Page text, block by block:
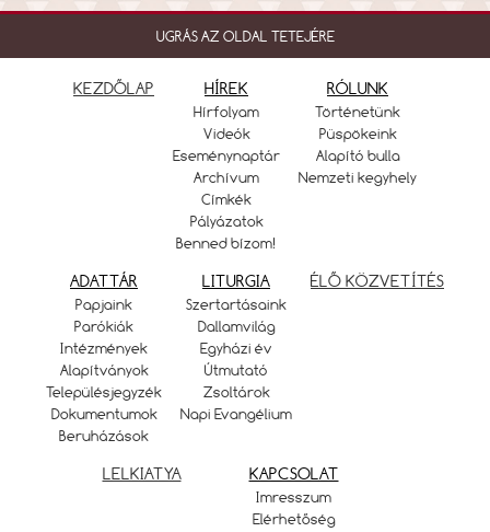
UGRÁS AZ OLDAL TETEJÉRE
KEZDŐLAP HÍREK
Hírfolyam
Videók
Eseménynaptár
Archívum
Címkék
Pályázatok
Benned bízom!
RÓLUNK
Történetünk
Püspökeink
Alapító bulla
Nemzeti kegyhely
ADATTÁR
Papjaink
Parókiák
Intézmények
Alapítványok
Településjegyzék
Dokumentumok
Beruházások
LITURGIA
Szertartásaink
Dallamvilág
Egyházi év
Útmutató
Zsoltárok
Napi Evangélium
ÉLŐ KÖZVETÍTÉS
LELKIATYA KAPCSOLAT
Imresszum
Elérhetőség